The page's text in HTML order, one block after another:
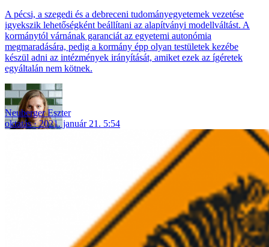
A pécsi, a szegedi és a debreceni tudományegyetemek vezetése
igyekszik lehetőségként beállítani az alapítványi modellváltást. A
kormánytól várnának garanciát az egyetemi autonómia
megmaradására, pedig a kormány épp olyan testületek kezébe
készül adni az intézmények irányítását, amiket ezek az ígéretek
egyáltalán nem kötnek.
Neuberger Eszter
oktatás
2021. január 21. 5:54